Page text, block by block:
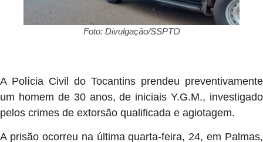
Foto: Divulgação/SSPTO
A Polícia Civil do Tocantins prendeu preventivamente
um homem de 30 anos, de iniciais Y.G.M., investigado
pelos crimes de extorsão qualificada e agiotagem.
A prisão ocorreu na última quarta-feira, 24, em Palmas,